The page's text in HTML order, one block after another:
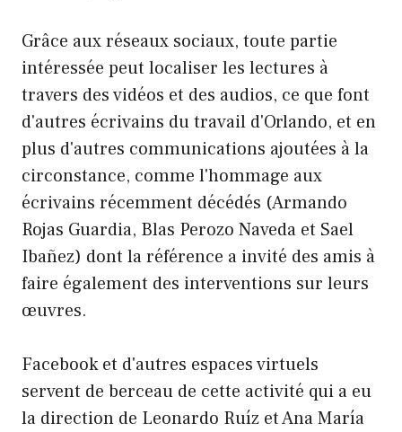
Grâce aux réseaux sociaux, toute partie
intéressée peut localiser les lectures à
travers des vidéos et des audios, ce que font
d'autres écrivains du travail d'Orlando, et en
plus d'autres communications ajoutées à la
circonstance, comme l'hommage aux
écrivains récemment décédés (Armando
Rojas Guardia, Blas Perozo Naveda et Sael
Ibañez) dont la référence a invité des amis à
faire également des interventions sur leurs
œuvres.
Facebook et d'autres espaces virtuels
servent de berceau de cette activité qui a eu
la direction de Leonardo Ruíz et Ana María